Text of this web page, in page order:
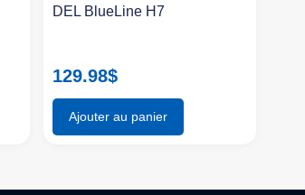
DEL BlueLine H7
129.98$
Ajouter au panier